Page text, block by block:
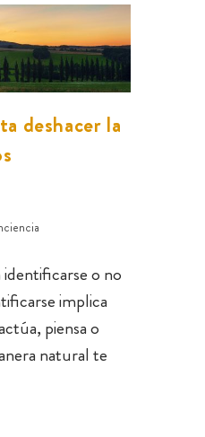
deshacer la
o no
implica
piensa o
natural te